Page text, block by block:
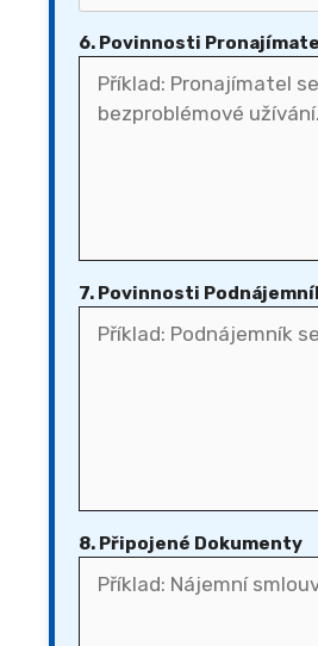
6. Povinnosti
7. Povinnosti
8. Připojené Dokumenty